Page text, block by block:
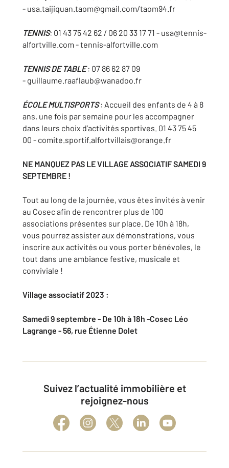
- usa.taijiquan.taom@gmail.com/taom94.fr
TENNIS: 01 43 75 42 62 / 06 20 33 17 71 - usa@tennis-
alfortville.com - tennis-alfortville.com
TENNIS DE TABLE: 07 86 62 87 09
- guillaume.raaflaub@wanadoo.fr
ÉCOLE MULTISPORTS: Accueil des enfants de 4 à 8
ans, une fois par semaine pour les accompagner
dans leurs choix d’activités sportives. 01 43 75 45
00 - comite.sportif.alfortvillais@orange.fr
NE MANQUEZ PAS LE VILLAGE ASSOCIATIFSAMEDI 9
SEPTEMBRE !
Tout au long de la journée, vous êtes invités à venir
au Cosec afin de rencontrer plus de 100
associations présentes sur place. De 10h à 18h,
vous pourrez assister aux démonstrations, vous
inscrire aux activités ou vous porter bénévoles, le
tout dans une ambiance festive, musicale et
conviviale !
Village associatif 2023 :
Samedi 9 septembre - De 10h à 18h -Cosec Léo
Lagrange - 56, rue Étienne Dolet
Suivez l’actualité immobilière et
rejoignez-nous